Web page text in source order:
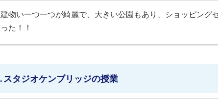
建物い一つ一つが綺麗で、大きい公園もあり、ショッピン
った！！
スタジオケンブリッジの授業